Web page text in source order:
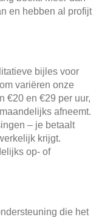
en hebben al profijt
bijles voor
variëren onze
€20 en €29 per uur,
afneemt.
– je betaalt
krijgt.
op- of
die het